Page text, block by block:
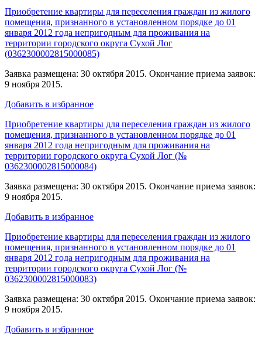
Приобретение квартиры для переселения граждан из жилого
помещения, признанного в установленном порядке до 01
января 2012 года непригодным для проживания на
территории городского округа Сухой Лог
(0362300002815000085)
Заявка размещена: 30 октября 2015. Окончание приема заявок:
9 ноября 2015.
Добавить в избранное
Приобретение квартиры для переселения граждан из жилого
помещения, признанного в установленном порядке до 01
января 2012 года непригодным для проживания на
территории городского округа Сухой Лог (№
0362300002815000084)
Заявка размещена: 30 октября 2015. Окончание приема заявок:
9 ноября 2015.
Добавить в избранное
Приобретение квартиры для переселения граждан из жилого
помещения, признанного в установленном порядке до 01
января 2012 года непригодным для проживания на
территории городского округа Сухой Лог (№
0362300002815000083)
Заявка размещена: 30 октября 2015. Окончание приема заявок:
9 ноября 2015.
Добавить в избранное